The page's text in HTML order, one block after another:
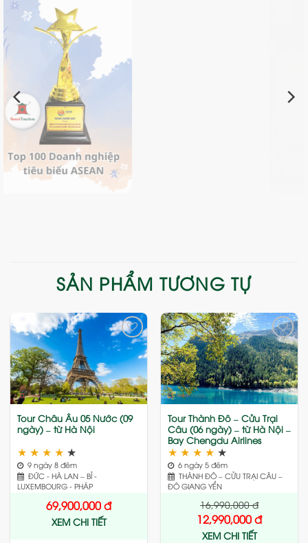
SẢN PHẨM TƯƠNG TỰ
Add
to
wishlist
Tour Châu Âu 05 Nước (09
ngày) – từ Hà Nội
★ ★ ★ ★ ★
9 ngày 8 đêm
ĐỨC - HÀ LAN – BỈ -
LUXEMBOURG - PHÁP
69,900,000đ
XEM CHI TIẾT
Add
to
wishlist
Tour Thành Đô – Cửu Trại
Câu (06 ngày) – từ Hà Nội –
Bay Chengdu Airlines
★ ★ ★ ★ ★
6 ngày 5 đêm
THÀNH ĐÔ – CỬU TRẠI CÂU –
ĐÔ GIANG YỂN
16,990,000đ
12,990,000đ
XEM CHI TIẾT